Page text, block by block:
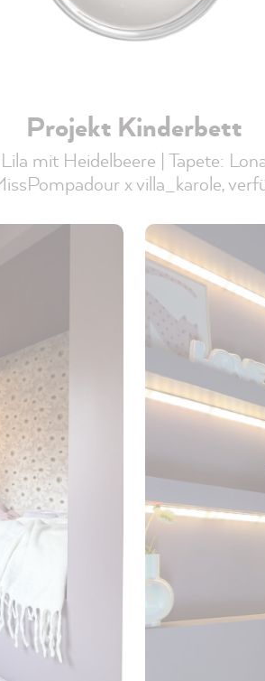
Projekt Kinderbett
Lila mit Heidelbeere | Tapete:
x villa_karole,